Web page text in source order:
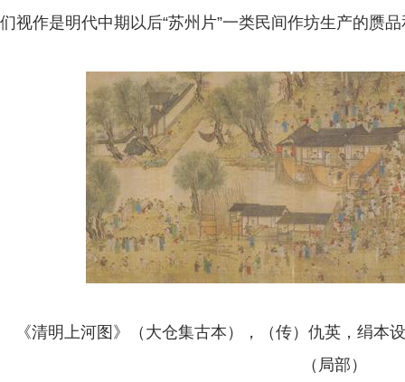
们视作是明代中期以后“苏州片”一类民间作坊生产的赝
《清明上河图》（大仓集古本），（传）仇英，绢本
（局部）